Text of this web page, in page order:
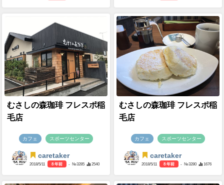
むさしの森珈琲 フレスポ稲
毛店
カフェ スポーツセンター
caretaker
2018/5/11 8 年前 - №3285 2540
むさしの森珈琲 フレスポ稲
毛店
カフェ スポーツセンター
caretaker
2018/5/11 8 年前 - №3280 1676